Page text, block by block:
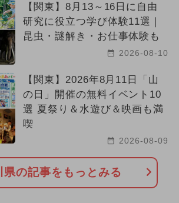
【関東】8月13～16日に自由
研究に役立つ学び体験11選｜
昆虫・謎解き・お仕事体験も
2026-08-10
【関東】2026年8月11日「山
の日」開催の無料イベント10
選 夏祭り＆水遊び＆映画も満
喫
2026-08-09
県の記事をもっとみる